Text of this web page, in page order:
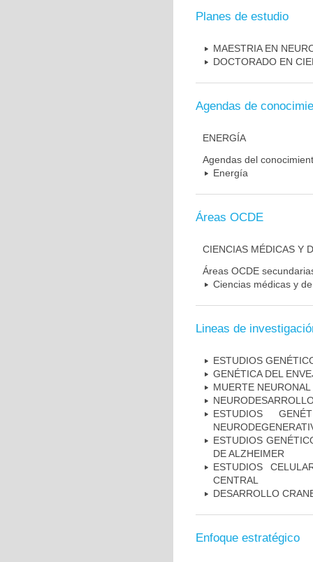
Planes de estudio
MAESTRIA EN
DOCTORADO EN
Agendas de
ENERGÍA
Agendas del
Energía
Áreas OCDE
CIENCIAS MÉDICAS Y
Áreas OCDE
Ciencias médicas y
Lineas de
ESTUDIOS
GENÉTICA DEL
MUERTE
ESTUDIOS
ESTUDIOS
DE ALZHEIMER
ESTUDIOS
CENTRAL
DESARROLLO
Enfoque estratégico